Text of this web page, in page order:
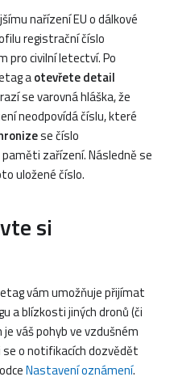
nařízení EU o dálkové
registrační číslo
pro civilní letectví. Po
aotevřete detail
se varovná hláška, že
neodpovídá číslu, které
se číslo
zařízení. Následně se
uložené číslo.
si
vám umožňuje přijímat
a blízkosti jiných dronů (či
váš pohyb ve vzdušném
o notifikacích dozvědět
Nastavení oznámení.